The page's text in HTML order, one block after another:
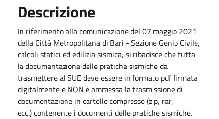
Descrizione
In riferimento alla comunicazione del 07 maggio 2021
della Città Metropolitana di Bari - Sezione Genio Civile,
calcoli statici ed edilizia sismica, si ribadisce che tutta
la documentazione delle pratiche sismiche da
trasmettere al SUE deve essere in formato pdf firmata
digitalmente e NON è ammessa la trasmissione di
documentazione in cartelle compresse (zip, rar,
ecc.) contenente i documenti delle pratiche sismiche.